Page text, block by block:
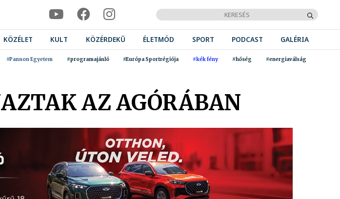
KÖZÉLET KULT KÖZÉRDEKŰ ÉLETMÓD SPORT PODCAST GALÉRIA
#Pannon Egyetem #programajánló #Európa Sportrégiója #kék fény #hőség #energiaválság
AZ AGÓRÁBAN